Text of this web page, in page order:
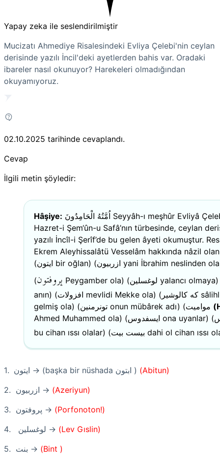
Yapay zeka ile seslendirilmiştir
Mucizatı Ahmediye Risalesindeki Evliya Çelebi'nin ceylan
derisinde yazılı İncil'deki ayetlerden bahis var. Oradaki
ibareler nasıl okunuyor? Harekeleri olmadığından
okuyamıyoruz.
02.10.2025 tarihinde cevaplandı.
Cevap
İlgili metin şöyledir:
Hâşiye: اُمَّتُهُ الْحَامِدُونَ Seyyâh-ı meşhûr Evliyâ
Hazret-i Şem‘ûn-u Safâ’nın türbesinde, ceylan
yazılı İncîl-i Şerîf’de bu gelen âyeti okumuştur.
Ekrem Aleyhissalâtü Vesselâm hakkında nâzil
(ايتون bir oğlan) (ازربيون yani İbrahim neslinden
(پروفتون Peygamber ola) (لوغسلين yalancı
anın) (افزولات mevlidi Mekke ola) ( كه كالوشير
gelmiş ola) (تونرمنين onun mübârek adı) (مواميت
Ahmed Muhammed ola) (ايسفدوس ona uyanlar) (
bu cihan ıssı olalar) (بيست بيت dahi ol cihan ıssı
1. ايتون → (başka bir nüshada ابتون ) (Abitun)
2. ازربيون → (Azeriyun)
3. پروفتون → (Porfonoton!)
4. لوغسلين → (Lev Gıslin)
5. بنت → (Bint )